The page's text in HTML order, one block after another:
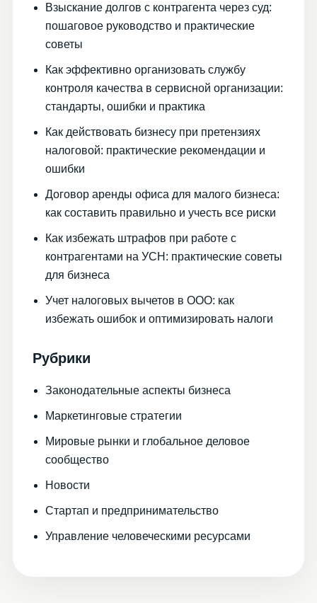
Взыскание долгов с контрагента через суд:
пошаговое руководство и практические
советы
Как эффективно организовать службу
контроля качества в сервисной организации:
стандарты, ошибки и практика
Как действовать бизнесу при претензиях
налоговой: практические рекомендации и
ошибки
Договор аренды офиса для малого бизнеса:
как составить правильно и учесть все риски
Как избежать штрафов при работе с
контрагентами на УСН: практические советы
для бизнеса
Учет налоговых вычетов в ООО: как
избежать ошибок и оптимизировать налоги
Рубрики
Законодательные аспекты бизнеса
Маркетинговые стратегии
Мировые рынки и глобальное деловое
сообщество
Новости
Стартап и предпринимательство
Управление человеческими ресурсами